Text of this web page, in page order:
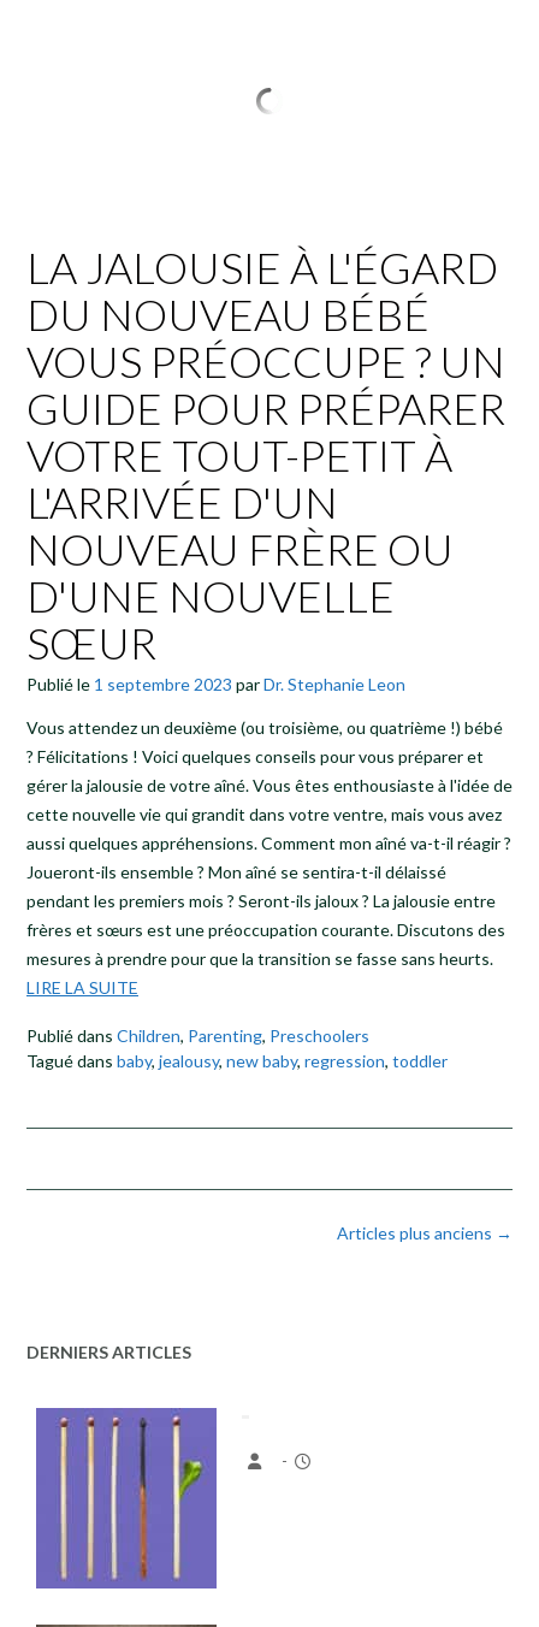
LA JALOUSIE À L'ÉGARD
DU NOUVEAU BÉBÉ
VOUS PRÉOCCUPE ? UN
GUIDE POUR PRÉPARER
VOTRE TOUT-PETIT À
L'ARRIVÉE D'UN
NOUVEAU FRÈRE OU
D'UNE NOUVELLE
SŒUR
Publié le 1 septembre 2023 parDr. Stephanie Leon
Vous attendez un deuxième (ou troisième, ou quatrième !) bébé
? Félicitations ! Voici quelques conseils pour vous préparer et
gérer la jalousie de votre aîné. Vous êtes enthousiaste à l'idée de
cette nouvelle vie qui grandit dans votre ventre, mais vous avez
aussi quelques appréhensions. Comment mon aîné va-t-il réagir ?
Joueront-ils ensemble ? Mon aîné se sentira-t-il délaissé
pendant les premiers mois ? Seront-ils jaloux ? La jalousie entre
frères et sœurs est une préoccupation courante. Discutons des
mesures à prendre pour que la transition se fasse sans heurts.
LIRE LA SUITE
Publié dans Children, Parenting, Preschoolers
Tagué dans baby, jealousy, new baby, regression, toddler
Articles plus anciens →
DERNIERS ARTICLES
-